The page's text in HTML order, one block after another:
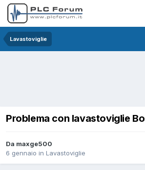
Lavastoviglie
Problema con lavastoviglie
Da maxge500
6 gennaio in Lavastoviglie